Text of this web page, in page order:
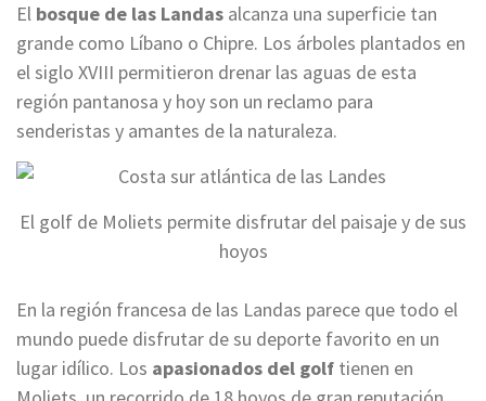
El bosque de las Landas alcanza una superficie tan
grande como Líbano o Chipre. Los árboles plantados en
el siglo XVIII permitieron drenar las aguas de esta
región pantanosa y hoy son un reclamo para
senderistas y amantes de la naturaleza.
El golf de Moliets permite disfrutar del paisaje y de sus
hoyos
En la región francesa de las Landas parece que todo el
mundo puede disfrutar de su deporte favorito en un
lugar idílico. Los apasionados del golf tienen en